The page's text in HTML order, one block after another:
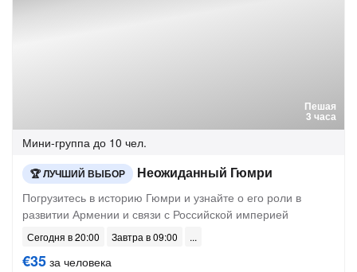
Пешая
3 часа
Мини-группа до 10 чел.
ЛУЧШИЙ ВЫБОР Неожиданный Гюмри
Погрузитесь в историю Гюмри и узнайте о его роли в
развитии Армении и связи с Российской империей
Сегодня в 20:00 Завтра в 09:00
€35 за человека